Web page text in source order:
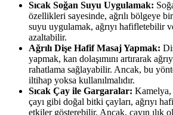
Sıcak Soğan Suyu Uygulamak:
özellikleri sayesinde, ağrılı bölgeye
suyu uygulamak, ağrıyı hafifletebilir
azaltabilir.
Ağrılı Dişe Hafif Masaj Yapmak:
yapmak, kan dolaşımını artırarak
rahatlama sağlayabilir. Ancak, bu
iltihap yoksa kullanılmalıdır.
Sıcak Çay ile Gargaralar: Kamelya,
çayı gibi doğal bitki çayları, ağrıyı
etkiler gösterebilir. Ancak, çayın ılık